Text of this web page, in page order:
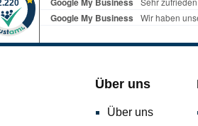
Über uns
Über uns